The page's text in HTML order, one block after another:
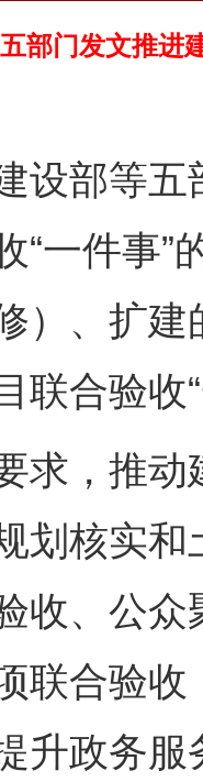
五部门发文推进
部等五
“一件事”
）、扩
联合验收
，推动
划核实
收、公
联合验
升政务